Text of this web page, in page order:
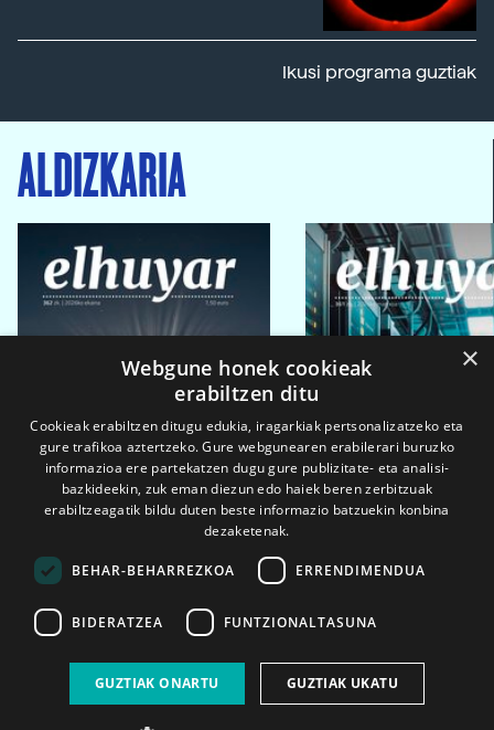
Ikusi programa guztiak
ALDIZKARIA
2026ko eka. 1a 2026ko mar. 1a
×
Webgune honek cookieak
erabiltzen ditu
Cookieak erabiltzen ditugu edukia, iragarkiak pertsonalizatzeko eta
gure trafikoa aztertzeko. Gure webgunearen erabilerari buruzko
informazioa ere partekatzen dugu gure publizitate- eta analisi-
bazkideekin, zuk eman diezun edo haiek beren zerbitzuak
erabiltzeagatik bildu duten beste informazio batzuekin konbina
dezaketenak.
BEHAR-BEHARREZKOA ERRENDIMENDUA
BIDERATZEA FUNTZIONALTASUNA
GUZTIAK ONARTU GUZTIAK UKATU